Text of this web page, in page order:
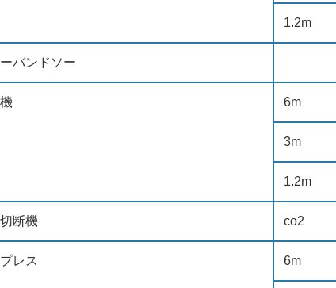
1.2m
バンドソー
6m
3m
1.2m
断機 co2
レス 6m